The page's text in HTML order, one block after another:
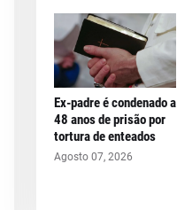
Ex-padre é condenado a
48 anos de prisão por
tortura de enteados
Agosto 07, 2026